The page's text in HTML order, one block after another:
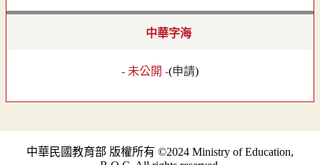
中華字海
- 未公開 -(申請)
中華民國教育部 版權所有 ©2024 Ministry of Education,